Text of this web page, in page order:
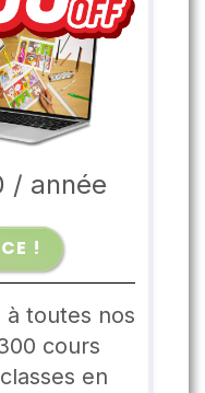
/ année
!
à toutes nos
cours
en